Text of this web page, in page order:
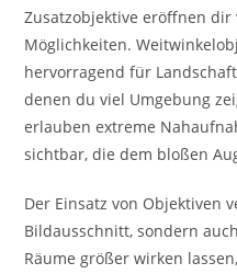
Zusatzobjektive eröffnen dir
Möglichkeiten.
hervorragend für
denen du viel Umgebung
erlauben extreme
sichtbar, die dem bloßen
Der Einsatz von Objektiven
Bildausschnitt, sondern
Räume größer wirken